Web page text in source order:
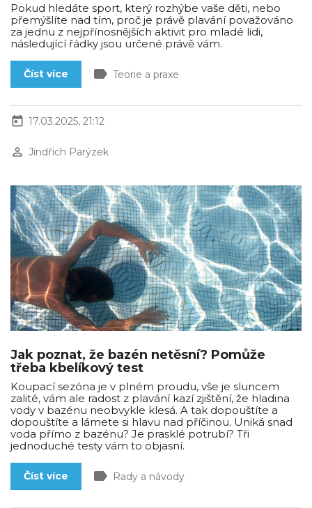
Pokud hledáte sport, který rozhýbe vaše děti, nebo
přemýšlíte nad tím, proč je právě plavání považováno
za jednu z nejpřínosnějších aktivit pro mladé lidi,
následující řádky jsou určené právě vám.
Číst více label Teorie a praxe
today 17.03.2025, 21:12
perm_identity Jindřich Parýzek
Jak poznat, že bazén netěsní? Pomůže
třeba kbelíkový test
Koupací sezóna je v plném proudu, vše je sluncem
zalité, vám ale radost z plavání kazí zjištění, že hladina
vody v bazénu neobvykle klesá. A tak dopouštíte a
dopouštíte a lámete si hlavu nad příčinou. Uniká snad
voda přímo z bazénu? Je prasklé potrubí? Tři
jednoduché testy vám to objasní.
Číst více label Rady a návody